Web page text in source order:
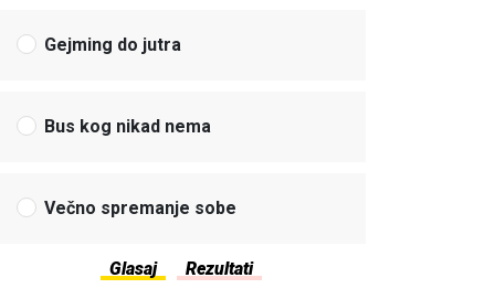
Gejming do jutra
Bus kog nikad nema
Večno spremanje sobe